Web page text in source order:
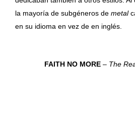
la mayoría de subgéneros de metal
en su idioma en vez de en inglés.
FAITH NO MORE – The